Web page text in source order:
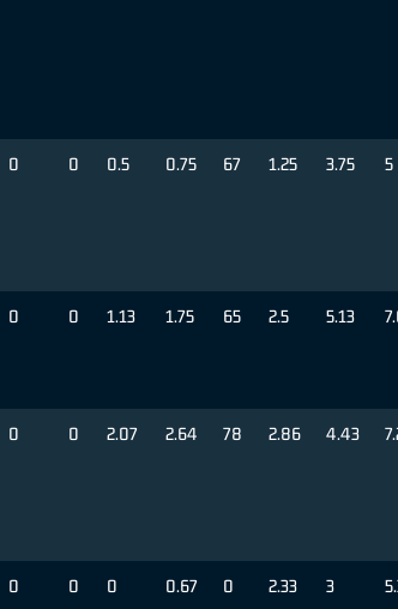
0 0 0.5 0.75 67 1.25 3.75 5
0 0 1.13 1.75 65 2.5 5.13
0 0 2.07 2.64 78 2.86 4.43
0 0 0 0.67 0 2.33 3